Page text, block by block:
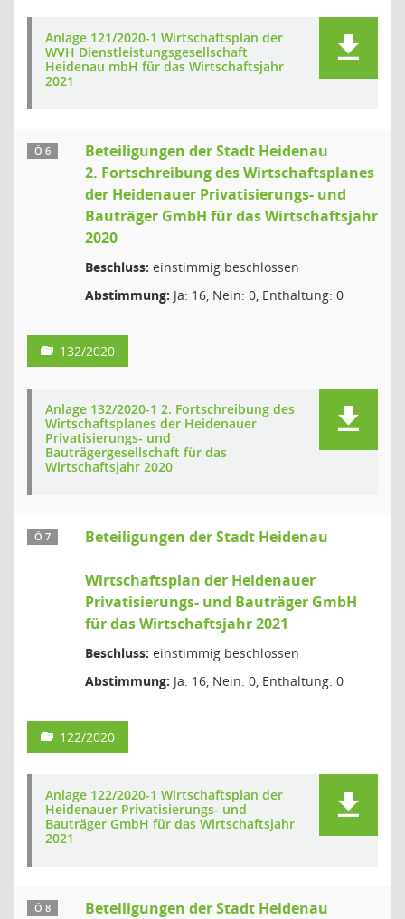
Anlage 121/2020-1 Wirtschaftsplan der
WVH Dienstleistungsgesellschaft
Heidenau mbH für das Wirtschaftsjahr
2021
Ö 6
Beteiligungen der Stadt Heidenau
2. Fortschreibung des Wirtschaftsplanes
der Heidenauer Privatisierungs- und
Bauträger GmbH für das Wirtschaftsjahr
2020
Beschluss: einstimmig beschlossen
Abstimmung: Ja: 16, Nein: 0, Enthaltung: 0
132/2020
Anlage 132/2020-1 2. Fortschreibung des
Wirtschaftsplanes der Heidenauer
Privatisierungs- und
Bauträgergesellschaft für das
Wirtschaftsjahr 2020
Ö 7 Beteiligungen der Stadt Heidenau
Wirtschaftsplan der Heidenauer
Privatisierungs- und Bauträger GmbH
für das Wirtschaftsjahr 2021
Beschluss: einstimmig beschlossen
Abstimmung: Ja: 16, Nein: 0, Enthaltung: 0
122/2020
Anlage 122/2020-1 Wirtschaftsplan der
Heidenauer Privatisierungs- und
Bauträger GmbH für das Wirtschaftsjahr
2021
Ö 8 Beteiligungen der Stadt Heidenau